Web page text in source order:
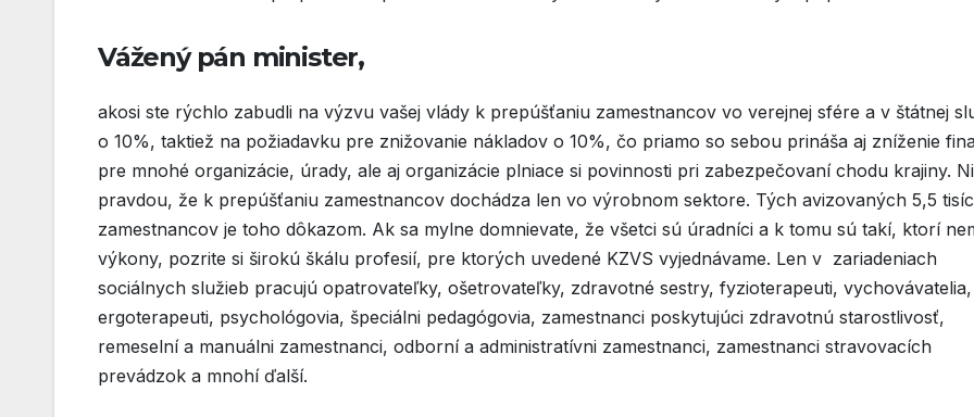
Vážený pán minister,
akosi ste rýchlo zabudli na výzvu vašej vlády k prepúšťaniu zamestnancov vo verejnej sfére a v štátnej
o 10%, taktiež na požiadavku pre znižovanie nákladov o 10%, čo priamo so sebou prináša aj zníženie
pre mnohé organizácie, úrady, ale aj organizácie plniace si povinnosti pri zabezpečovaní chodu krajiny.
pravdou, že k prepúšťaniu zamestnancov dochádza len vo výrobnom sektore. Tých avizovaných 5,5 tisíc
zamestnancov je toho dôkazom. Ak sa mylne domnievate, že všetci sú úradníci a k tomu sú takí, ktorí
výkony, pozrite si širokú škálu profesií, pre ktorých uvedené KZVS vyjednávame. Len v zariadeniach
sociálnych služieb pracujú opatrovateľky, ošetrovateľky, zdravotné sestry, fyzioterapeuti, vychovávatelia,
ergoterapeuti, psychológovia, špeciálni pedagógovia, zamestnanci poskytujúci zdravotnú starostlivosť,
remeselní a manuálni zamestnanci, odborní a administratívni zamestnanci, zamestnanci stravovacích
prevádzok a mnohí ďalší.